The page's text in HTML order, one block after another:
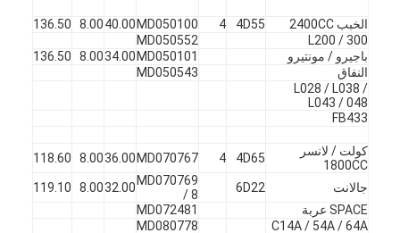
الخبب 2400CC 4D55
4
MD050100
40.00
8.00
136.50
L200 / 300
MD050552
باجيرو / مونتيرو
MD050101
34.00
8.00
136.50
النفاق
MD050543
L028 / L038 /
L043 / 048
FB433
كولت / لانسر
1800CC
4D65
4
MD070767
36.00
8.00
118.60
جالانت 6D22
MD070769
/ 8
32.00
8.00
119.10
SPACE عربة
MD072481
C14A / 54A / 64A
MD080778